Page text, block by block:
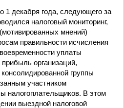
1 декабря года, следующего за
налоговый мониторинг,
мнений)
правильности исчисления
уплаты
организаций,
группы
участником
налогоплательщиков. В этом
выездной налоговой